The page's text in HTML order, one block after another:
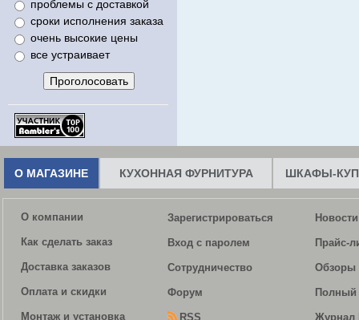
проблемы с доставкой
сроки исполнения заказа
очень высокие цены
все устраивает
О МАГАЗИНЕ КУХОННАЯ ФУРНИТУРА ШКАФЫ-
О компании
Как сделать заказ
Доставка заказов
Оплата и скидки
Монтаж и установка
Зарегистрироваться
Вход с паролем
Сотрудничество
Форум
RSS
Новости
Прайс-
Обзоры
Полный
Журнал